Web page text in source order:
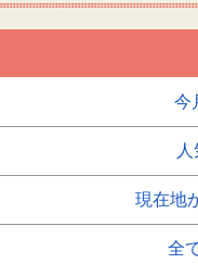
今
現在地
全